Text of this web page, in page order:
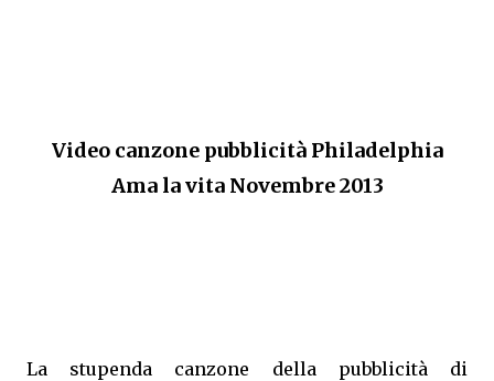
Video canzone pubblicità Philadelphia
Ama la vita Novembre 2013
La stupenda canzone della pubblicità di